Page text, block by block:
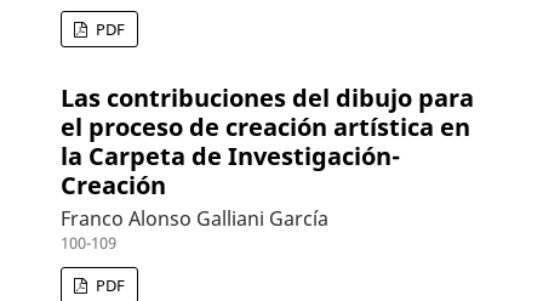
PDF
Las contribuciones del dibujo para
el proceso de creación artística en
la Carpeta de Investigación-
Creación
Franco Alonso Galliani García
100-109
PDF